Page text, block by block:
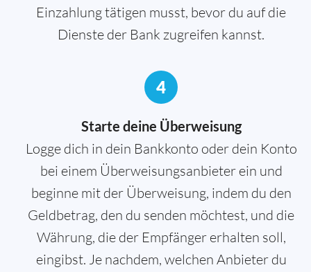
Einzahlung tätigen musst, bevor du auf die
Dienste der Bank zugreifen kannst.
4
Starte deine Überweisung
Logge dich in dein Bankkonto oder dein Konto
bei einem Überweisungsanbieter ein und
beginne mit der Überweisung, indem du den
Geldbetrag, den du senden möchtest, und die
Währung, die der Empfänger erhalten soll,
eingibst. Je nachdem, welchen Anbieter du